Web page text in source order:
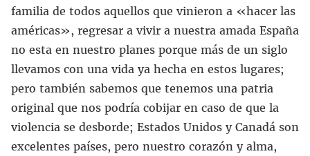
familia de todos aquellos que vinieron a «hacer las
américas», regresar a vivir a nuestra amada España
no esta en nuestro planes porque más de un siglo
llevamos con una vida ya hecha en estos lugares;
pero también sabemos que tenemos una patria
original que nos podría cobijar en caso de que la
violencia se desborde; Estados Unidos y Canadá son
excelentes países, pero nuestro corazón y alma,